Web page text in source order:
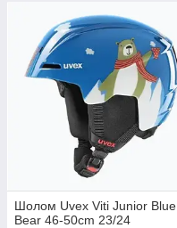
Шолом Uvex Viti Junior Blue
Bear 46-50cm 23/24